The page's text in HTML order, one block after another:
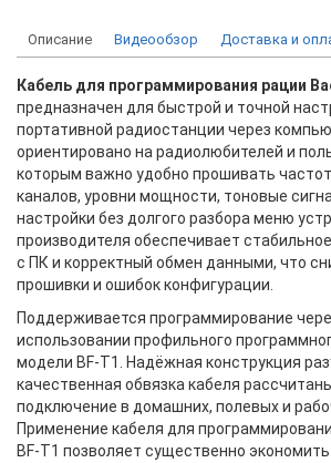
Описание Видеообзор Доставка и
Кабель для программирования рации
предназначен для быстрой и точной
портативной радиостанции через
ориентировано на радиолюбителей и
которым важно удобно прошивать
каналов, уровни мощности, тоновые
настройки без долгого разбора меню
производителя обеспечивает
с ПК и корректный обмен данными, что
прошивки и ошибок конфигурации.
Поддерживается программирование
использовании профильного
модели BF-T1. Надёжная конструкция
качественная обвязка кабеля
подключение в домашних, полевых и
Применение кабеля для
BF-T1 позволяет существенно